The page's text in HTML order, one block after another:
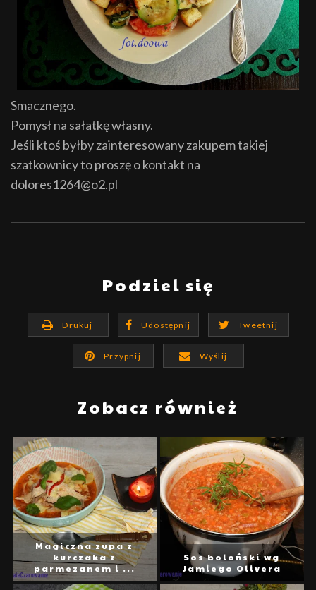
Smacznego.
Pomysł na sałatkę własny.
Jeśli ktoś byłby zainteresowany zakupem takiej
szatkownicy to proszę o kontakt na
dolores1264@o2.pl
Podziel się
Drukuj Udostępnij Tweetnij
Przypnij Wyślij
Zobacz również
Magiczna zupa z
kurczaka z
parmezanem i ...
Sos boloński wg
Jamiego Olivera